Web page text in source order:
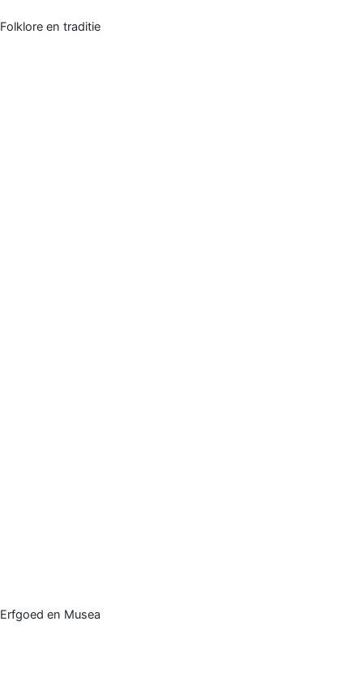
Folklore en traditie
Erfgoed en Musea